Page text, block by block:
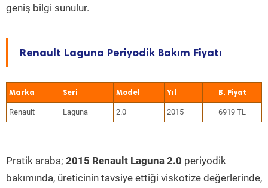
geniş bilgi sunulur.
Renault Laguna Periyodik Bakım Fiyatı
Marka Seri Model Yıl
Renault Laguna 2.0 2015 6919 TL
Pratik araba; 2015 Renault Laguna 2.0 periyodik
bakımında, üreticinin tavsiye ettiği viskotize değerlerinde,